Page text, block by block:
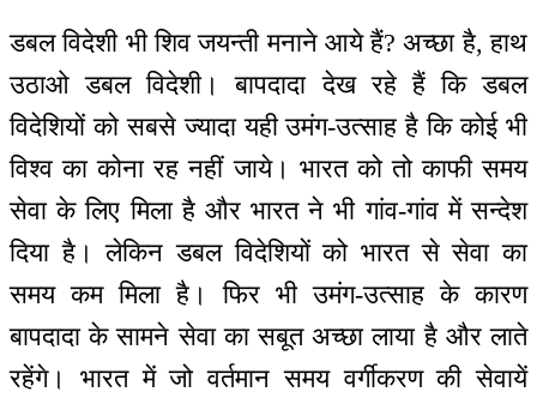
डबल विदेशी भी शिव जयन्ती मनाने आये हैं? अच्छा है, हाथ
उठाओ डबल विदेशी। बापदादा देख रहे हैं कि डबल
विदेशियों को सबसे ज्यादा यही उमंग-उत्साह है कि कोई भी
विश्व का कोना रह नहीं जाये। भारत को तो काफी समय
सेवा के लिए मिला है और भारत ने भी गांव-गांव में सन्देश
दिया है। लेकिन डबल विदेशियों को भारत से सेवा का
समय कम मिला है। फिर भी उमंग-उत्साह के कारण
बापदादा के सामने सेवा का सबूत अच्छा लाया है और लाते
रहेंगे। भारत में जो वर्तमान समय वर्गीकरण की सेवायें